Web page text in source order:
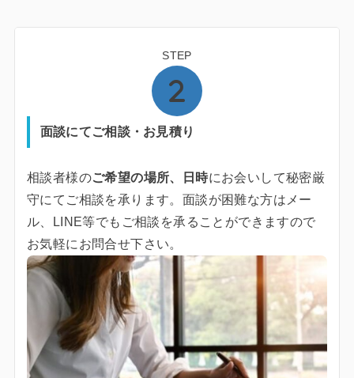
STEP
面談にてご相談・お見積り
相談者様のご希望の場所、日時にお会いして秘密厳
守にてご相談を承ります。面談が困難な方はメー
ル、LINE等でもご相談を承ることができますので
お気軽にお問合せ下さい。